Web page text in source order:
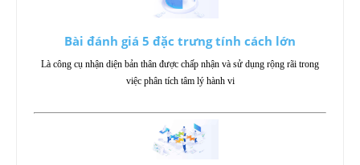
Bài đánh giá 5 đặc trưng tính cách lớn
Là công cụ nhận diện bản thân được chấp nhận và sử dụng rộng rãi trong
việc phân tích tâm lý hành vi